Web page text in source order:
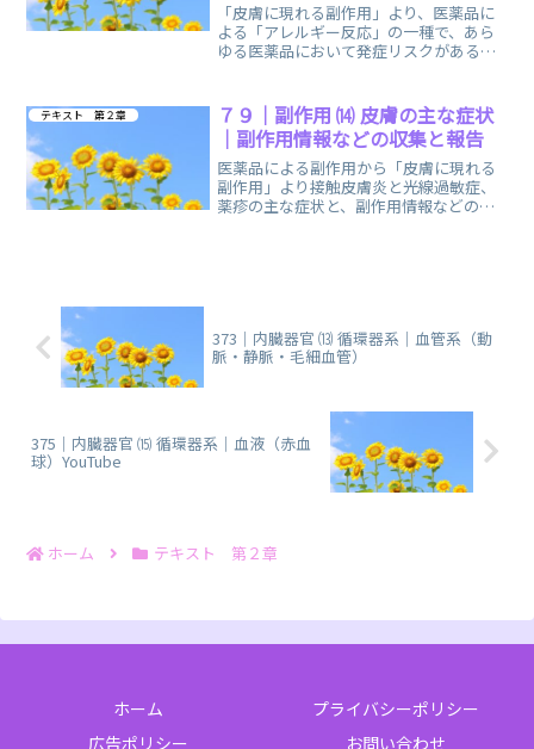
「皮膚に現れる副作用」より、医薬品に
よる「アレルギー反応」の一種で、あら
ゆる医薬品において発症リスクがある
テキスト 第２章
７９｜副作用 ⒁ 皮膚の主な症状
｜副作用情報などの収集と報告
医薬品による副作用から「皮膚に現れる
副作用」より接触皮膚炎と光線過敏症、
薬疹の主な症状と、副作用情報などの収
373｜内臓器官 ⒀ 循環器系｜血管系（動
脈・静脈・毛細血管）
375｜内臓器官 ⒂ 循環器系｜血液（赤血
球）YouTube
ホーム テキスト 第２章
ホーム
プライバシーポリシー
広告ポリシー
お問い合わせ